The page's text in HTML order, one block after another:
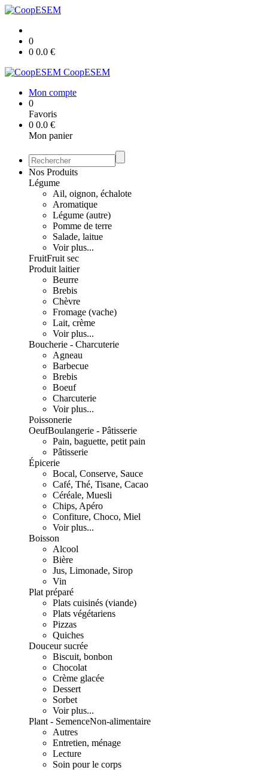
0
0 0.0 €
CoopESEM
Mon compte
0
Favoris
0 0.0 €
Mon panier
Nos Produits
Légume
Ail, oignon, échalote
Aromatique
Légume (autre)
Pomme de terre
Salade, laitue
Voir plus...
FruitFruit sec
Produit laitier
Beurre
Brebis
Chèvre
Fromage (vache)
Lait, crème
Voir plus...
Boucherie - Charcuterie
Agneau
Barbecue
Brebis
Boeuf
Charcuterie
Voir plus...
Poissonerie
OeufBoulangerie - Pâtisserie
Pain, baguette, petit pain
Pâtisserie
Épicerie
Bocal, Conserve, Sauce
Café, Thé, Tisane, Cacao
Céréale, Muesli
Chips, Apéro
Confiture, Choco, Miel
Voir plus...
Boisson
Alcool
Bière
Jus, Limonade, Sirop
Vin
Plat préparé
Plats cuisinés (viande)
Plats végétariens
Pizzas
Quiches
Douceur sucrée
Biscuit, bonbon
Chocolat
Crème glacée
Dessert
Sorbet
Voir plus...
Plant - SemenceNon-alimentaire
Autres
Entretien, ménage
Lecture
Soin pour le corps